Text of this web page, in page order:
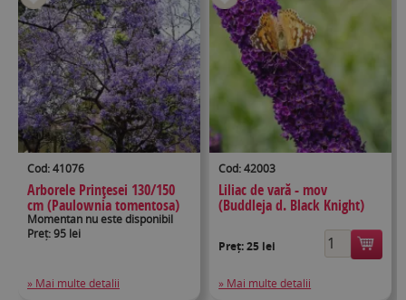
Cod: 41076
Arborele Prințesei 130/150
cm (Paulownia tomentosa)
Momentan nu este disponibil
Preț: 95 lei
» Mai multe detalii
Cod: 42003
Liliac de vară - mov
(Buddleja d. Black Knight)
Preț:25 lei
» Mai multe detalii